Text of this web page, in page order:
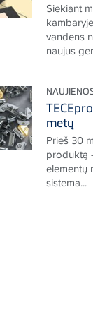
Siekiant
vandens
naujus
metų
Prieš 30
produktą
elementų
sistema...